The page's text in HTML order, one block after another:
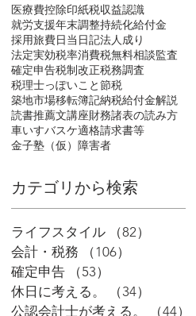
医療費控除印紙税収益認識
就労支援年末調整持続化給付金
採用旅費日当 日記法人成り
法定実効税率消費税無料相談監査
確定申告税制改正税務調査
税理士っぽいこと節税
築地市場移転簿記納税給付金解説
読書推薦文講座財務諸表の読み方
車いすバスケ適格請求書等
金子塾（仮） 障害者
​カテゴリから検索
ライフスタイル （82）
会計・税務
（106）
確定申告
（53）
休日に考える。
（34）
公認会計士が考える。
（44）